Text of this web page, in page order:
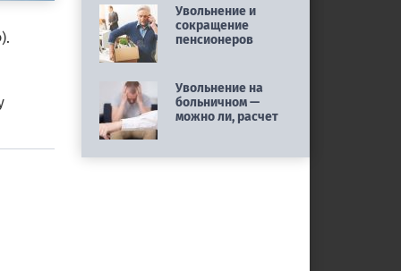
Увольнение и
сокращение
пенсионеров
Увольнение на
больничном —
можно ли, расчет